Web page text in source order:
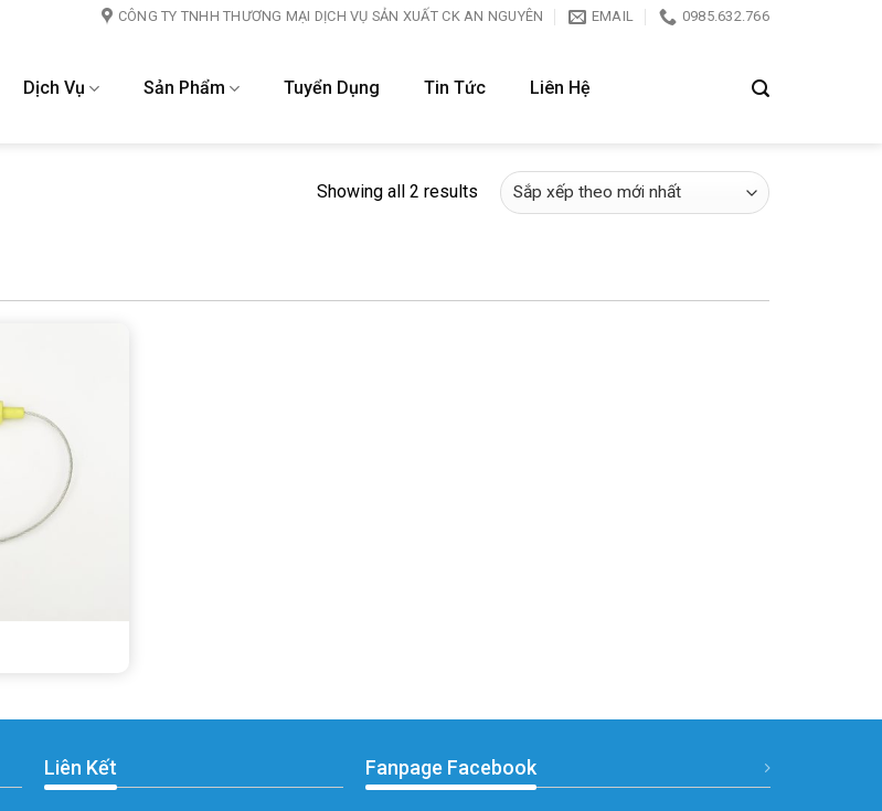
CÔNG TY TNHH THƯƠNG MẠI DỊCH VỤ SẢN XUẤT CK AN NGUYÊN EMAIL 0985.632.766
Dịch Vụ Sản Phẩm Tuyển Dụng Tin Tức Liên Hệ
Showing all 2 results
Liên Kết Fanpage Facebook